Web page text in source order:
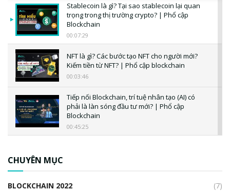
Stablecoin là gì? Tại sao stablecoin lại quan
trọng trong thị trường crypto? | Phổ cập
Blockchain
00:07:29
NFT là gì? Các bước tạo NFT cho người mới?
Kiếm tiền từ NFT? | Phổ cập blockchain
00:03:46
Tiếp nối Blockchain, trí tuệ nhân tạo (AI) có
phải là làn sóng đầu tư mới? | Phổ cập
Blockchain
00:45:25
CHUYÊN MỤC
BLOCKCHAIN 2022
(7)